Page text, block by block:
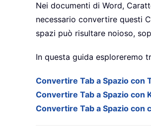
Nei documenti di Word,
necessario convertire questi
spazi può risultare noioso,
In questa guida esploreremo
Convertire Tab a Spazio con
Convertire Tab a Spazio con
Convertire Tab a Spazio con